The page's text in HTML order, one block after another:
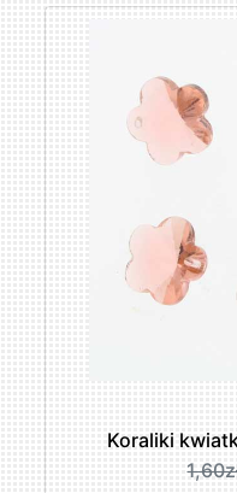
Koraliki